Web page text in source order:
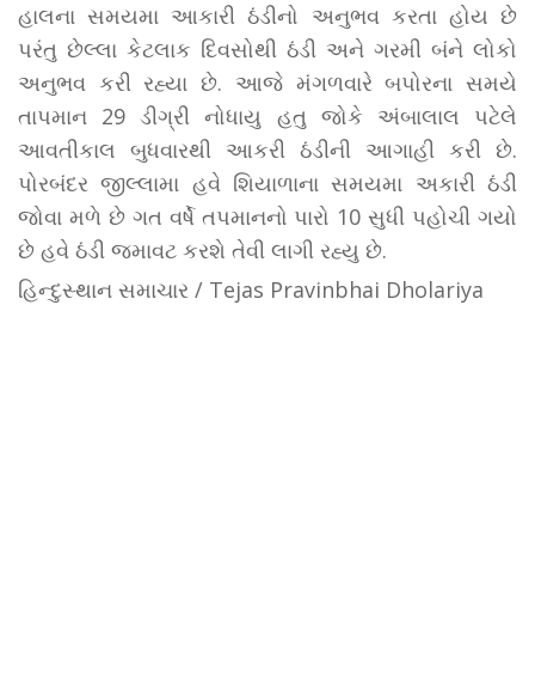
હાલના સમયમા આકારી ઠંડીનો અનુભવ કરતા હોય છે
પરંતુ છેલ્લા કેટલાક દિવસોથી ઠંડી અને ગરમી બંને લોકો
અનુભવ કરી રહ્યા છે. આજે મંગળવારે બપોરના સમયે
તાપમાન 29 ડીગ્રી નોધાયુ હતુ જોકે અંબાલાલ પટેલે
આવતીકાલ બુધવારથી આકરી ઠંડીની આગાહી કરી છે.
પોરબંદર જીલ્લામા હવે શિયાળાના સમયમા અકારી ઠંડી
જોવા મળે છે ગત વર્ષે તપમાનનો પારો 10 સુધી પહોચી ગયો
છે હવે ઠંડી જમાવટ કરશે તેવી લાગી રહ્યુ છે.
હિન્દુસ્થાન સમાચાર / Tejas Pravinbhai Dholariya